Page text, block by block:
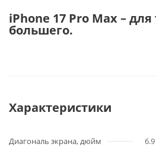
iPhone 17 Pro Max – для
большего.
Характеристики
Диагональ экрана, дюйм
6.9